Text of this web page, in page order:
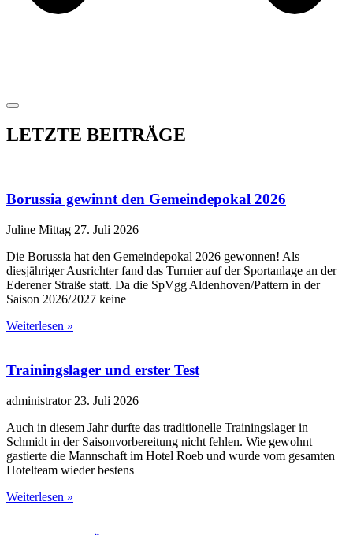
LETZTE BEITRÄGE
Borussia gewinnt den Gemeindepokal 2026
Juline Mittag 27. Juli 2026
Die Borussia hat den Gemeindepokal 2026 gewonnen! Als
diesjähriger Ausrichter fand das Turnier auf der Sportanlage an der
Ederener Straße statt. Da die SpVgg Aldenhoven/Pattern in der
Saison 2026/2027 keine
Weiterlesen »
Trainingslager und erster Test
administrator 23. Juli 2026
Auch in diesem Jahr durfte das traditionelle Trainingslager in
Schmidt in der Saisonvorbereitung nicht fehlen. Wie gewohnt
gastierte die Mannschaft im Hotel Roeb und wurde vom gesamten
Hotelteam wieder bestens
Weiterlesen »